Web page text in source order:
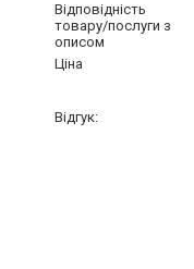
Відповідність
товару/послуги з
описом
Ціна
Відгук: